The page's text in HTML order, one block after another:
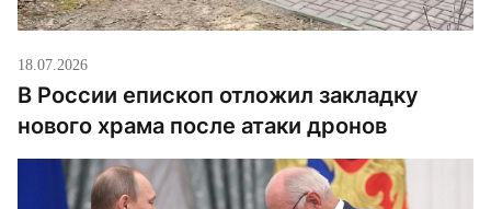
18.07.2026
В России епископ отложил закладку
нового храма после атаки дронов